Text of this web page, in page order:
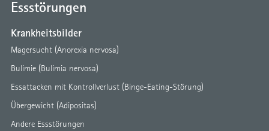
Essstörungen
Krankheitsbilder
Magersucht (Anorexia nervosa)
Bulimie (Bulimia nervosa)
Essattacken mit Kontrollverlust (Binge-Eating-Störung)
Übergewicht (Adipositas)
Andere Essstörungen